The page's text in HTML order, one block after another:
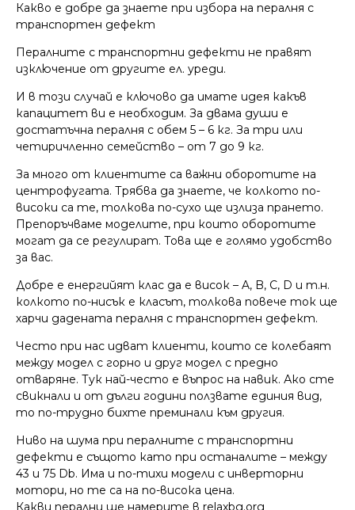
Какво е добре да знаете при избора на пералня с
транспортен дефект
Пералните с транспортни дефекти не правят
изключение от другите ел. уреди.
И в този случай е ключово да имате идея какъв
капацитет ви е необходим. За двама души е
достатъчна пералня с обем 5 – 6 кг. За три или
четиричленно семейство – от 7 до 9 кг.
За много от клиентите са важни оборотите на
центрофугата. Трябва да знаете, че колкото по-
високи са те, толкова по-сухо ще излиза прането.
Препоръчваме моделите, при които оборотите
могат да се регулират. Това ще е голямо удобство
за вас.
Добре е енергийят клас да е висок – A, B, C, D и т.н.
колкото по-нисък е класът, толкова повече ток ще
харчи дадената пералня с транспортен дефект.
Често при нас идват клиенти, които се колебаят
между модел с горно и друг модел с предно
отваряне. Тук най-често е въпрос на навик. Ако сте
свикнали и от дълги години ползвате единия вид,
то по-трудно бихте преминали към другия.
Ниво на шума при пералните с транспортни
дефекти е същото като при останалите – между
43 и 75 Db. Има и по-тихи модели с инверторни
мотори, но те са на по-висока цена.
Какви перални ще намерите в relaxbg.org